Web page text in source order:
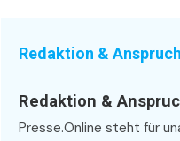
Redaktion & Anspruch
Redaktion &
Presse.Online steht für